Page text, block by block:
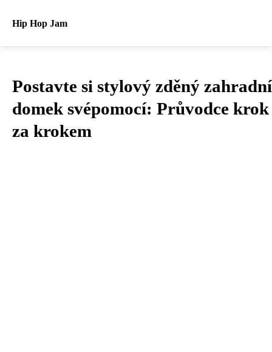
Hip Hop Jam
Postavte si stylový zděný zahradní
domek svépomocí: Průvodce krok
za krokem